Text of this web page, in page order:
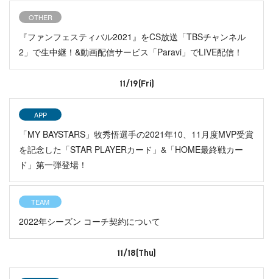
OTHER
『ファンフェスティバル2021』をCS放送「TBSチャンネル
2」で生中継！&動画配信サービス「Paravi」でLIVE配信！
11/19(Fri)
APP
「MY BAYSTARS」牧秀悟選手の2021年10、11月度MVP受賞
を記念した「STAR PLAYERカード」&「HOME最終戦カー
ド」第一弾登場！
TEAM
2022年シーズン コーチ契約について
11/18(Thu)